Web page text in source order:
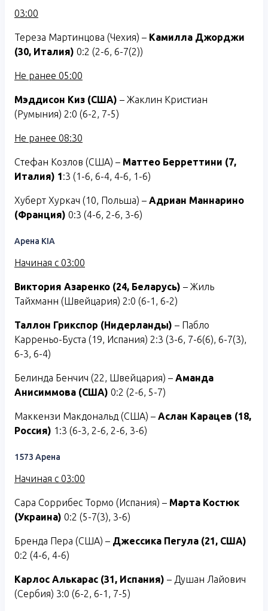
03:00
Тереза Мартинцова (Чехия) – Камилла Джорджи
(30, Италия) 0:2 (2-6, 6-7(2))
Не ранее 05:00
Мэддисон Киз (США) – Жаклин Кристиан
(Румыния) 2:0 (6-2, 7-5)
Не ранее 08:30
Стефан Козлов (США) – Маттео Берреттини (7,
Италия) 1 :3 (1-6, 6-4, 4-6, 1-6)
Хуберт Хуркач (10, Польша) – Адриан Маннарино
(Франция) 0:3 (4-6, 2-6, 3-6)
Арена KIA
Начиная с 03:00
Виктория Азаренко (24, Беларусь) – Жиль
Тайхманн (Швейцария) 2:0 (6-1, 6-2)
Таллон Грикспор (Нидерланды) – Пабло
Карреньо-Буста (19, Испания) 2:3 (3-6, 7-6(6), 6-7(3),
6-3, 6-4)
Белинда Бенчич (22, Швейцария) – Аманда
Анисиммова (США) 0:2 (2-6, 5-7)
Маккензи Макдональд (США) – Аслан Карацев (18,
Россия) 1:3 (6-3, 2-6, 2-6, 3-6)
1573 Арена
Начиная с 03:00
Сара Соррибес Тормо (Испания) – Марта Костюк
(Украина) 0:2 (5-7(3), 3-6)
Бренда Пера (США) – Джессика Пегула (21, США)
0:2 (4-6, 4-6)
Карлос Алькарас (31, Испания) – Душан Лайович
(Сербия) 3:0 (6-2, 6-1, 7-5)